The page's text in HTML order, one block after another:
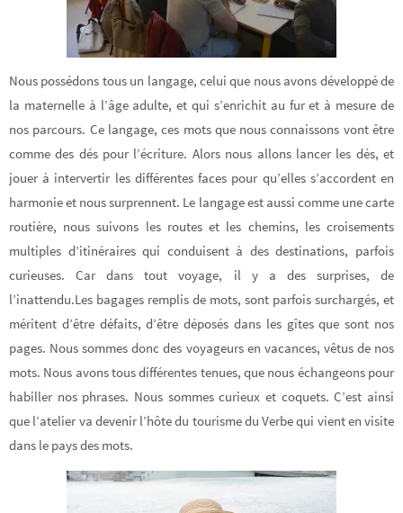
Nous possédons tous un langage, celui que nous avons développé de
la maternelle à l’âge adulte, et qui s’enrichit au fur et à mesure de
nos parcours. Ce langage, ces mots que nous connaissons vont être
comme des dés pour l’écriture. Alors nous allons lancer les dés, et
jouer à intervertir les différentes faces pour qu’elles s’accordent en
harmonie et nous surprennent. Le langage est aussi comme une carte
routière, nous suivons les routes et les chemins, les croisements
multiples d’itinéraires qui conduisent à des destinations, parfois
curieuses. Car dans tout voyage, il y a des surprises, de
l’inattendu.Les bagages remplis de mots, sont parfois surchargés, et
méritent d’être défaits, d’être déposés dans les gîtes que sont nos
pages. Nous sommes donc des voyageurs en vacances, vêtus de nos
mots. Nous avons tous différentes tenues, que nous échangeons pour
habiller nos phrases. Nous sommes curieux et coquets. C’est ainsi
que l’atelier va devenir l’hôte du tourisme du Verbe qui vient en visite
dans le pays des mots.